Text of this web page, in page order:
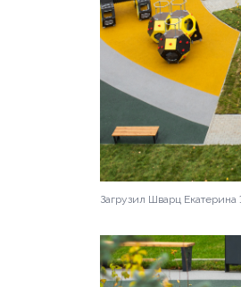
Загрузил Шварц Екатерина